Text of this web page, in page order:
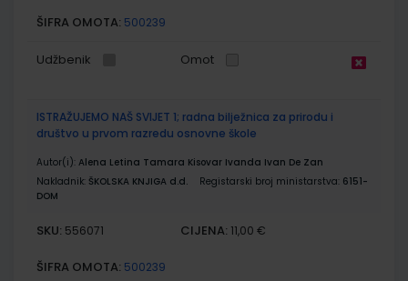
ŠIFRA OMOTA: 500239
Udžbenik Omot
ISTRAŽUJEMO NAŠ SVIJET 1; radna bilježnica za prirodu i
društvo u prvom razredu osnovne škole
Autor(i): Alena Letina Tamara Kisovar Ivanda Ivan De Zan
Nakladnik: ŠKOLSKA KNJIGA d.d. Registarski broj ministarstva: 6151-
DOM
SKU: 556071 CIJENA: 11,00 €
ŠIFRA OMOTA: 500239